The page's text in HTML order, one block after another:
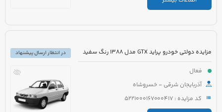
مزایده دولتی خودرو پراید GTX مدل 1388 رنگ سفید
فعال
آذربایجان شرقی - خسروشاه
کد مزایده : 5221000167000417
در انتظار ارسال پیشنهاد